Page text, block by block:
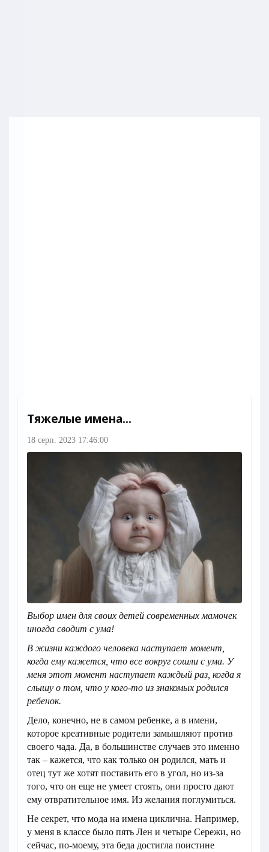
Тяжелые имена...
18 серп. 2023 17:46:00
Выбор имен для своих детей современных мамочек
иногда сводит с ума!
В жизни каждого человека наступает момент,
когда ему кажется, что все вокруг сошли с ума. У
меня этот момент наступает каждый раз, когда я
слышу о том, что у кого-то из знакомых родился
ребенок.
Дело, конечно, не в самом ребенке, а в имени,
которое креативные родители замышляют против
своего чада. Да, в большинстве случаев это именно
так – кажется, что как только он родился, мать и
отец тут же хотят поставить его в угол, но из-за
того, что он еще не умеет стоять, они просто дают
ему отвратительное имя. Из желания поглумиться.
Не секрет, что мода на имена циклична. Например,
у меня в классе было пять Лен и четыре Сережи, но
сейчас, по-моему, эта беда достигла поистине